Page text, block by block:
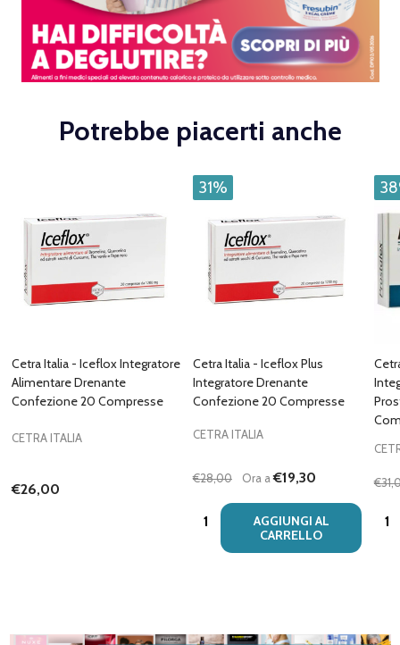
Potrebbe piacerti anche
Cetra Italia - Iceflox Integratore
Alimentare Drenante
Confezione 20 Compresse
CETRA ITALIA
€26,00
31%
Cetra Italia - Iceflox Plus
Integratore Drenante
Confezione 20 Compresse
CETRA ITALIA
€28,00 Ora a€19,30
Quantità:
AGGIUNGI AL
CARRELLO